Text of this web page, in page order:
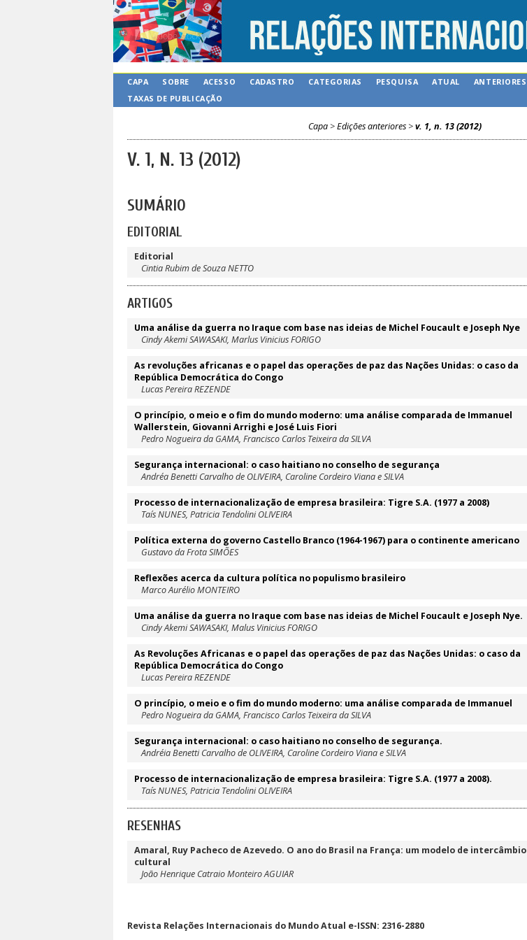
CAPA SOBRE ACESSO CADASTRO CATEGORIAS PESQUISA ATUAL ANTERIORES
TAXAS DE PUBLICAÇÃO
Capa>Edições anteriores>v. 1, n. 13 (2012)
V. 1, N. 13 (2012)
SUMÁRIO
EDITORIAL
Editorial
Cintia Rubim de Souza NETTO
ARTIGOS
Uma análise da guerra no Iraque com base nas ideias de Michel Foucault e Joseph Nye
Cindy Akemi SAWASAKI, Marlus Vinicius FORIGO
As revoluções africanas e o papel das operações de paz das Nações Unidas: o caso da
República Democrática do Congo
Lucas Pereira REZENDE
O princípio, o meio e o fim do mundo moderno: uma análise comparada de Immanuel
Wallerstein, Giovanni Arrighi e José Luis Fiori
Pedro Nogueira da GAMA, Francisco Carlos Teixeira da SILVA
Segurança internacional: o caso haitiano no conselho de segurança
Andréa Benetti Carvalho de OLIVEIRA, Caroline Cordeiro Viana e SILVA
Processo de internacionalização de empresa brasileira: Tigre S.A. (1977 a 2008)
Taís NUNES, Patricia Tendolini OLIVEIRA
Política externa do governo Castello Branco (1964-1967) para o continente americano
Gustavo da Frota SIMÕES
Reflexões acerca da cultura política no populismo brasileiro
Marco Aurélio MONTEIRO
Uma análise da guerra no Iraque com base nas ideias de Michel Foucault e Joseph Nye.
Cindy Akemi SAWASAKI, Malus Vinicius FORIGO
As Revoluções Africanas e o papel das operações de paz das Nações Unidas: o caso da
República Democrática do Congo
Lucas Pereira REZENDE
O princípio, o meio e o fim do mundo moderno: uma análise comparada de Immanuel
Pedro Nogueira da GAMA, Francisco Carlos Teixeira da SILVA
Segurança internacional: o caso haitiano no conselho de segurança.
Andréia Benetti Carvalho de OLIVEIRA, Caroline Cordeiro Viana e SILVA
Processo de internacionalização de empresa brasileira: Tigre S.A. (1977 a 2008).
Taís NUNES, Patricia Tendolini OLIVEIRA
RESENHAS
Amaral, Ruy Pacheco de Azevedo. O ano do Brasil na França: um modelo de intercâmbio
cultural
João Henrique Catraio Monteiro AGUIAR
Revista Relações Internacionais do Mundo Atual e-ISSN: 2316-2880